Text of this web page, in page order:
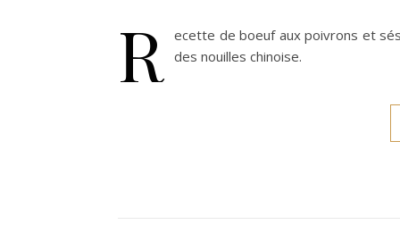
R ecette de boeuf aux poivrons et
des nouilles chinoise.